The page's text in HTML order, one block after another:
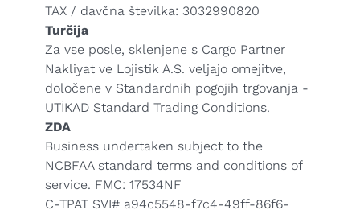
TAX / davčna številka: 3032990820
Turčija
Za vse posle, sklenjene s Cargo Partner
Nakliyat ve Lojistik A.S. veljajo omejitve,
določene v Standardnih pogojih trgovanja -
UTİKAD Standard Trading Conditions.
ZDA
Business undertaken subject to the
NCBFAA standard terms and conditions of
service. FMC: 17534NF
C-TPAT SVI# a94c5548-f7c4-49ff-86f6-